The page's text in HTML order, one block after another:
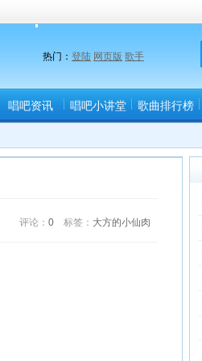
热门： 登陆 网页版 歌手
唱吧资讯 唱吧小讲堂 歌曲排行榜
评论： 0 标签： 大方的小仙肉